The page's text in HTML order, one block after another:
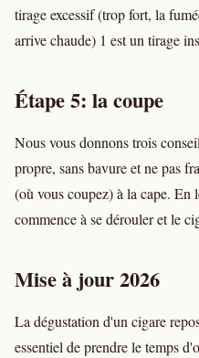
tirage excessif (trop fort, la
arrive chaude) 1 est un tirage
Étape 5: la coupe
Nous vous donnons trois
propre, sans bavure et ne pas
(où vous coupez) à la cape. En
commence à se dérouler et le
Mise à jour 2026
La dégustation d'un cigare
essentiel de prendre le temps